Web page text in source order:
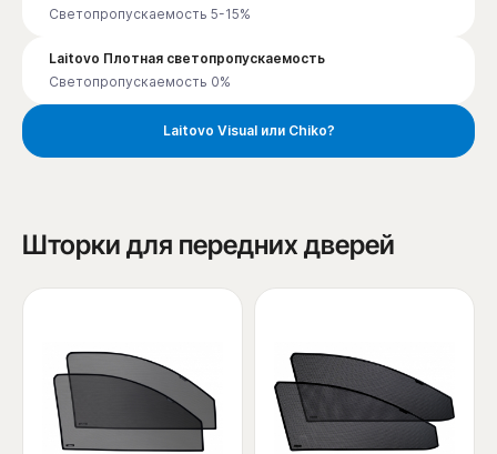
Светопропускаемость 5-15%
Laitovo Плотная светопропускаемость
Светопропускаемость 0%
Laitovo Visual или Chiko?
Шторки для передних дверей